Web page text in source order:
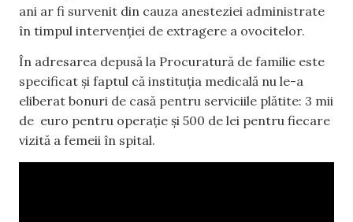
ani ar fi survenit din cauza anesteziei administrate
în timpul intervenției de extragere a ovocitelor.
În adresarea depusă la Procuratură de familie este
specificat și faptul că instituția medicală nu le-a
eliberat bonuri de casă pentru serviciile plătite: 3 mii
de euro pentru operație și 500 de lei pentru fiecare
vizită a femeii în spital.